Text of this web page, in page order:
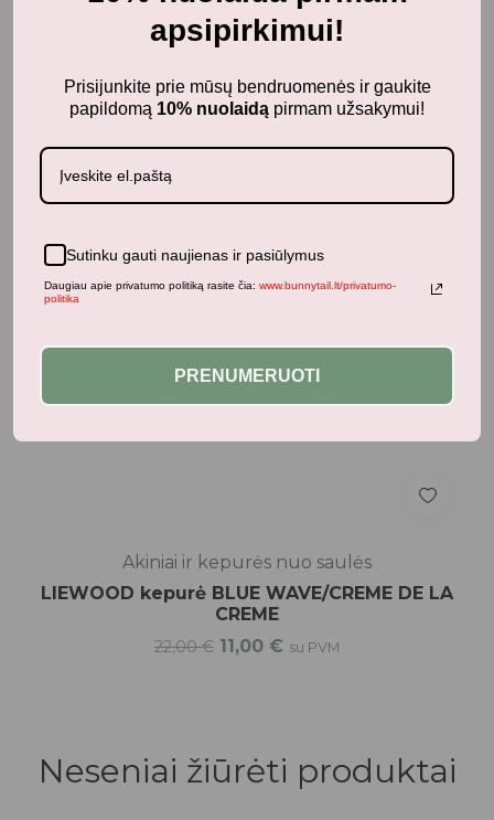
Panašūs produktai
Akiniai ir kepurės nuo saulės
LIEWOOD kepurė BLUE WAVE/CREME DE LA
CREME
22,00€ 11,00 € su PVM
Neseniai žiūrėti produktai
apsipirkimui!
Prisijunkite prie mūsų bendruomenės ir gaukite
papildomą 10% nuolaidą pirmam užsakymui!
Sutinku gauti naujienas ir pasiūlymus
Daugiau apie privatumo politiką rasite čia: www.bunnytail.lt/privatumo-
politika
PRENUMERUOTI